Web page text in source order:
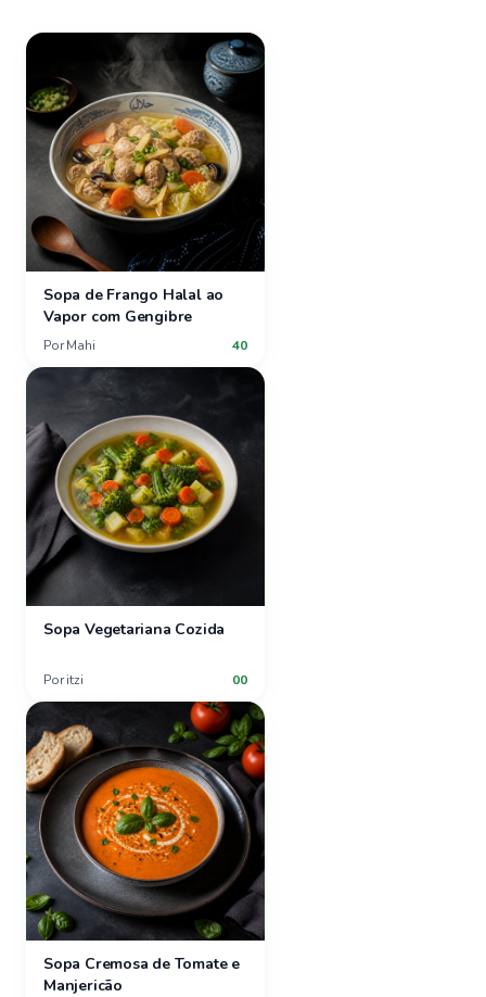
Sopa de Frango Halal ao
Vapor com Gengibre
Por Mahi 40
Sopa Vegetariana Cozida
Por itzi 00
Sopa Cremosa de Tomate e
Manjericão